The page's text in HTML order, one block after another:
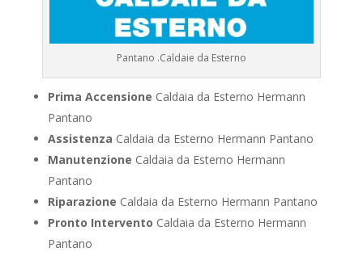
Pantano .Caldaie da Esterno
Prima Accensione Caldaia da Esterno Hermann
Pantano
Assistenza Caldaia da Esterno Hermann Pantano
Manutenzione Caldaia da Esterno Hermann
Pantano
Riparazione Caldaia da Esterno Hermann Pantano
Pronto Intervento Caldaia da Esterno Hermann
Pantano